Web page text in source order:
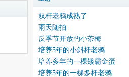
双杆老鸦成熟了
雨天随拍
反季节开放的小茶梅
培养5年的小斜杆老鸦
培养多年的一棵矮霸金蛋
培养5年的一棵多杆老鸦